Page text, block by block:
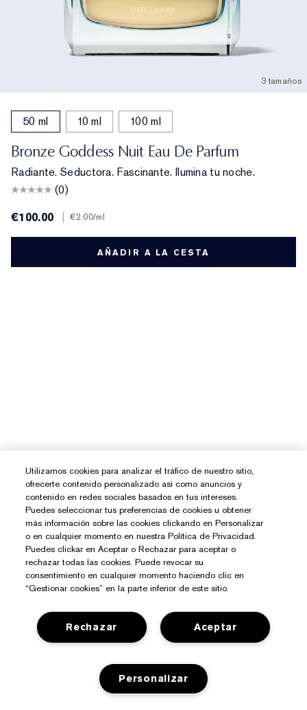
3 tamaños
50 ml 10 ml 100 ml
Bronze Goddess Nuit Eau De Parfum
Radiante. Seductora. Fascinante. Ilumina tu noche.
(0)
€100.00
€2.00/ml
AÑADIR A LA CESTA
Sobre Estée Lauder
Utilizamos cookies para analizar el tráfico de nuestro sitio,
ofrecerte contenido personalizado así como anuncios y
contenido en redes sociales basados en tus intereses.
Puedes seleccionar tus preferencias de cookies u obtener
más información sobre las cookies clickando en Personalizar
o en cualquier momento en nuestra Política de Privacidad.
Puedes clickar en Aceptar o Rechazar para aceptar o
rechazar todas las cookies. Puede revocar su
consentimiento en cualquier momento haciendo clic en
“Gestionar cookies” en la parte inferior de este sitio.
Aceptar
Rechazar
Personalizar